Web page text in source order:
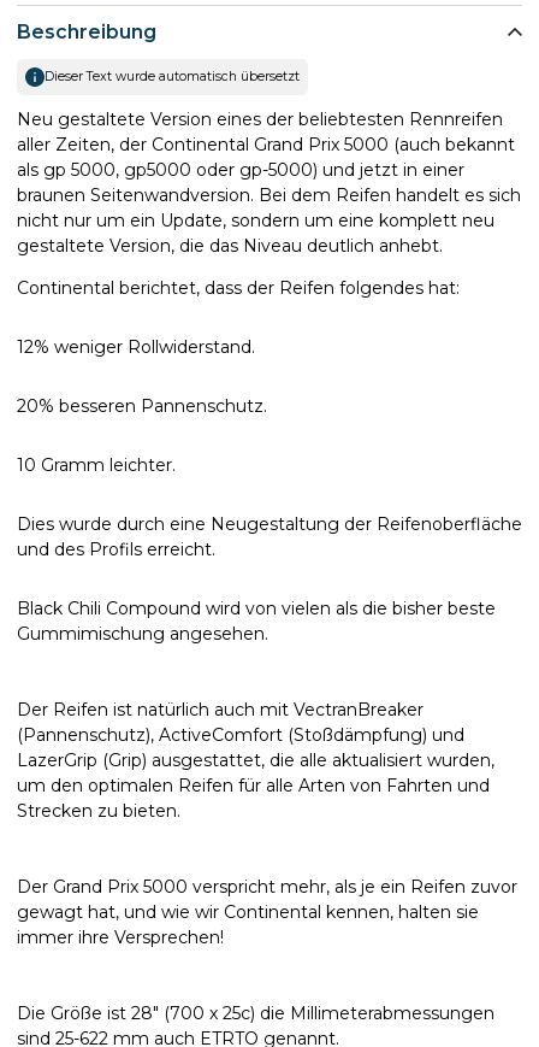
Beschreibung
Dieser Text wurde automatisch übersetzt
Neu gestaltete Version eines der beliebtesten Rennreifen
aller Zeiten, der Continental Grand Prix 5000 (auch bekannt
als gp 5000, gp5000 oder gp-5000) und jetzt in einer
braunen Seitenwandversion. Bei dem Reifen handelt es sich
nicht nur um ein Update, sondern um eine komplett neu
gestaltete Version, die das Niveau deutlich anhebt.
Continental berichtet, dass der Reifen folgendes hat:
12% weniger Rollwiderstand.
20% besseren Pannenschutz.
10 Gramm leichter.
Dies wurde durch eine Neugestaltung der Reifenoberfläche
und des Profils erreicht.
Black Chili Compound wird von vielen als die bisher beste
Gummimischung angesehen.
Der Reifen ist natürlich auch mit VectranBreaker
(Pannenschutz), ActiveComfort (Stoßdämpfung) und
LazerGrip (Grip) ausgestattet, die alle aktualisiert wurden,
um den optimalen Reifen für alle Arten von Fahrten und
Strecken zu bieten.
Der Grand Prix 5000 verspricht mehr, als je ein Reifen zuvor
gewagt hat, und wie wir Continental kennen, halten sie
immer ihre Versprechen!
Die Größe ist 28" (700 x 25c) die Millimeterabmessungen
sind 25-622 mm auch ETRTO genannt.